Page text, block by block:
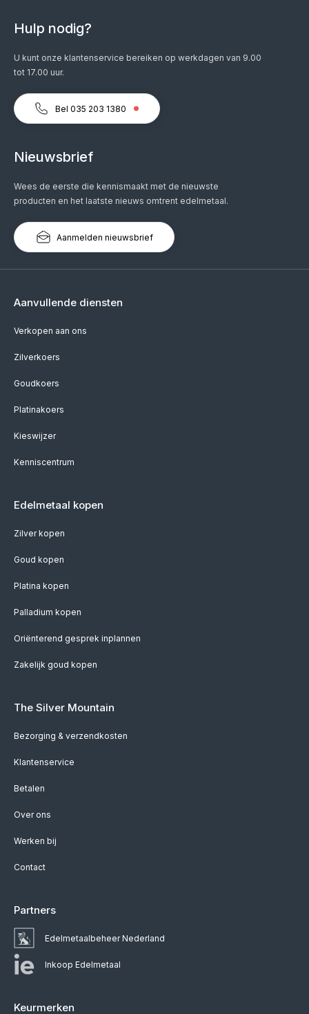
Hulp nodig?
U kunt onze klantenservice bereiken op werkdagen van 9.00
tot 17.00 uur.
Bel 035 203 1380
Nieuwsbrief
Wees de eerste die kennismaakt met de nieuwste
producten en het laatste nieuws omtrent edelmetaal.
Aanmelden nieuwsbrief
Aanvullende diensten
Verkopen aan ons
Zilverkoers
Goudkoers
Platinakoers
Kieswijzer
Kenniscentrum
Edelmetaal kopen
Zilver kopen
Goud kopen
Platina kopen
Palladium kopen
Oriënterend gesprek inplannen
Zakelijk goud kopen
The Silver Mountain
Bezorging & verzendkosten
Klantenservice
Betalen
Over ons
Werken bij
Contact
Partners
Edelmetaalbeheer Nederland
Inkoop Edelmetaal
Keurmerken